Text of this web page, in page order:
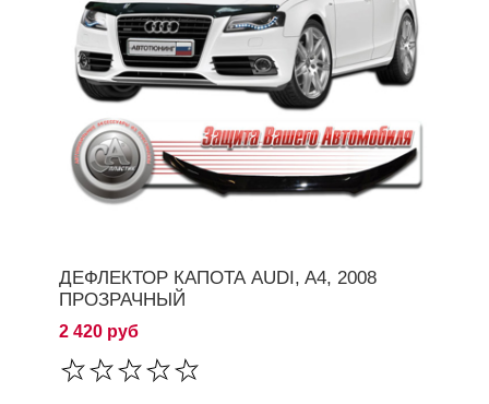
ДЕФЛЕКТОР КАПОТА AUDI, A4, 2008
ПРОЗРАЧНЫЙ
2 420 руб